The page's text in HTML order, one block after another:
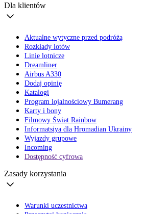
Dla klientów
Aktualne wytyczne przed podróżą
Rozkłady lotów
Linie lotnicze
Dreamliner
Airbus A330
Dodaj opinię
Katalogi
Program lojalnościowy Bumerang
Karty i bony
Filmowy Świat Rainbow
Informatsiya dla Hromadian Ukrainy
Wyjazdy grupowe
Incoming
Dostępność cyfrowa
Zasady korzystania
Warunki uczestnictwa